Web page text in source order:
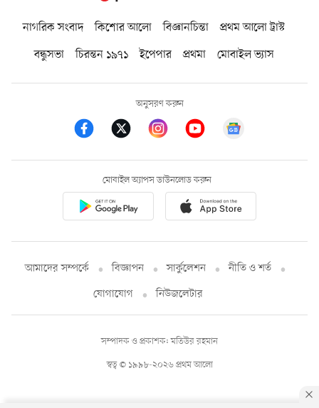
নাগরিক সংবাদ কিশোর আলো বিজ্ঞানচিন্তা
প্রথম আলো ট্রাস্ট
বন্ধুসভা
চিরন্তন ১৯৭১ ইপেপার প্রথমা মোবাইল ভ্যাস
অনুসরণ করুন
মোবাইল অ্যাপস ডাউনলোড করুন
আমাদের সম্পর্কে বিজ্ঞাপন সার্কুলেশন
নীতি ও শর্ত
যোগাযোগ
নিউজলেটার
স্বত্ব © ১৯৯৮-২০২৬ প্রথম আলো
সম্পাদক ও প্রকাশক: মতিউর রহমান